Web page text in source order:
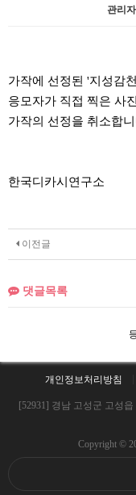
관리
가작에 선정된 '지성감
응모자가 직접 찍은 사
가작의 선정을 취소합
한국디카시연구소
이전글
댓글목록
개인정보처리방침
[52931] 경남 고성군 고성읍
Copyright ©